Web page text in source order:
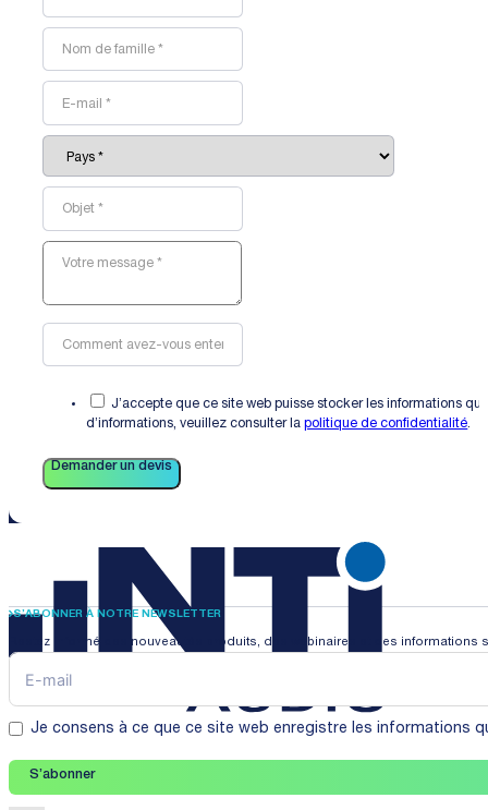
J’accepte que ce site web puisse stocker les informations
d’informations, veuillez consulter lapolitique de confidentialité.
Demander un devis
S’ABONNER À NOTRE NEWSLETTER
Restez informé des nouveautés produits, des webinaires et des informations
Je consens à ce que ce site web enregistre les informations
S’abonner